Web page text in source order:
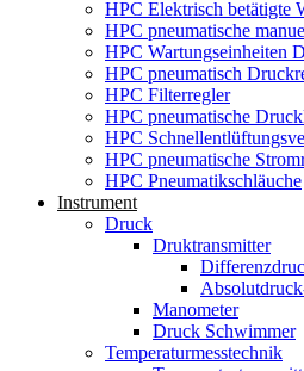
HPC Elektrisch betätigte
HPC pneumatische
HPC Wartungseinheiten
HPC pneumatisch
HPC Filterregler
HPC pneumatische
HPC
HPC pneumatische
HPC Pneumatikschläuche
Instrument
Druck
Druktransmitter
Manometer
Druck Schwimmer
Temperaturmesstechnik